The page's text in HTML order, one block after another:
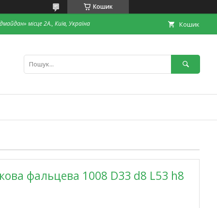
Кошик
місце 2А., Київ, Україна Кошик
фальцева 1008 D33 d8 L53 h8